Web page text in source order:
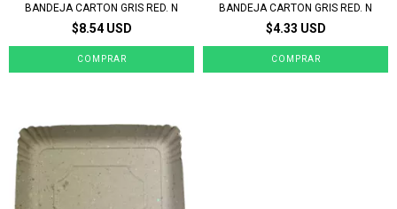
BANDEJA CARTON GRIS RED. N
$8.54 USD
BANDEJA CARTON GRIS RED. N
$4.33 USD